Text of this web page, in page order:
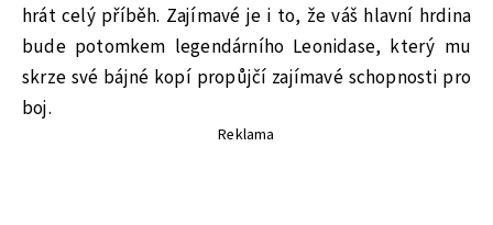
hrát celý příběh. Zajímavé je i to, že váš hlavní hrdina
bude potomkem legendárního Leonidase, který mu
skrze své bájné kopí propůjčí zajímavé schopnosti pro
boj.
Reklama